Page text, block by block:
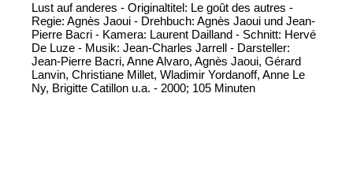
Lust auf anderes - Originaltitel: Le goût des autres -
Regie: Agnès Jaoui - Drehbuch: Agnès Jaoui und Jean-
Pierre Bacri - Kamera: Laurent Dailland - Schnitt: Hervé
De Luze - Musik: Jean-Charles Jarrell - Darsteller:
Jean-Pierre Bacri, Anne Alvaro, Agnès Jaoui, Gérard
Lanvin, Christiane Millet, Wladimir Yordanoff, Anne Le
Ny, Brigitte Catillon u.a. - 2000; 105 Minuten